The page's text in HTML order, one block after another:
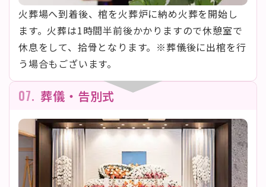
火葬場へ到着後、棺を火葬炉に納め火葬を開始し
ます。火葬は1時間半前後かかりますので休憩室で
休息をして、拾骨となります。※葬儀後に出棺を行
う場合もございます。
07. 葬儀・告別式